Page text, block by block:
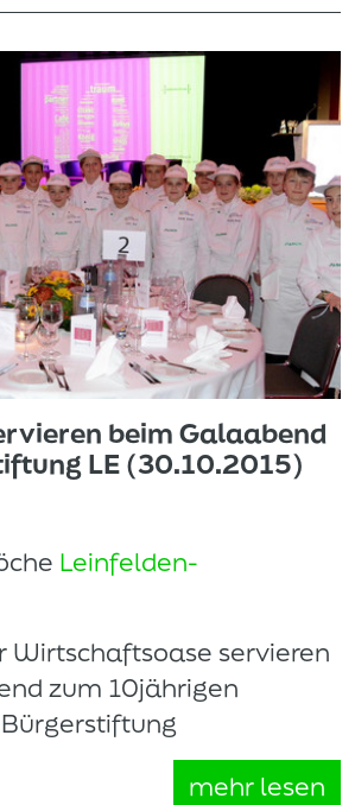
beim Galaabend
LE (30.10.2015)
Leinfelden-
Wirtschaftsoase servieren
zum 10jährigen
mehr lesen